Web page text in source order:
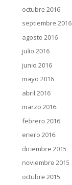
octubre 2016
septiembre 2016
agosto 2016
julio 2016
junio 2016
mayo 2016
abril 2016
marzo 2016
febrero 2016
enero 2016
diciembre 2015
noviembre 2015
octubre 2015